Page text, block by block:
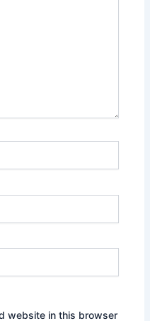
website in this browser